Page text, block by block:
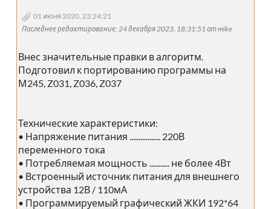
01 июня 2020, 23:24:21
Последнее редактирование: 24 декабря 2023, 18:31:51 от mike
Внес значительные правки в алгоритм.
Подготовил к портированию программы на
М245, Z031, Z036, Z037
Технические характеристики:
• Напряжение питания ................. 220В
переменного тока
• Потребляемая мощность ........... не более 4Вт
• Встроенный источник питания для внешнего
устройства 12В / 110мА
• Программируемый графический ЖКИ 192*64